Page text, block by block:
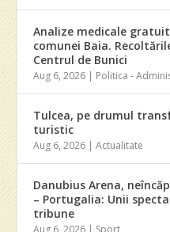
Analize medicale
comunei Baia.
Centrul de Bunici
Aug 6, 2026 | Politica -
Tulcea, pe drumul
turistic
Aug 6, 2026 |Actualitate
Danubius Arena,
– Portugalia: Unii
tribune